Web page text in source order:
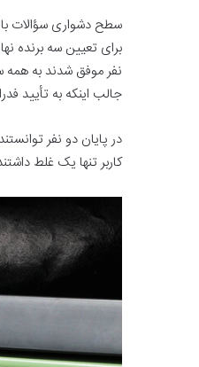
سطح دشواری سؤالات
نفر موفق شدند به همه
جالب اینکه به تأیید
کاربر تنها یک غلط داشتند و به 17 سؤال پاسخ درست داده بودند. در نهایت برنده سوم از